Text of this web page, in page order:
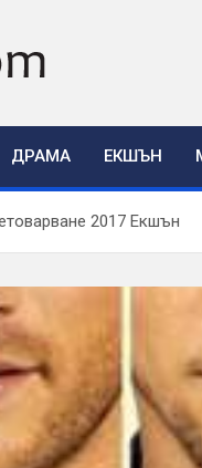
ДРАМА ЕКШЪН
2017 Екшън